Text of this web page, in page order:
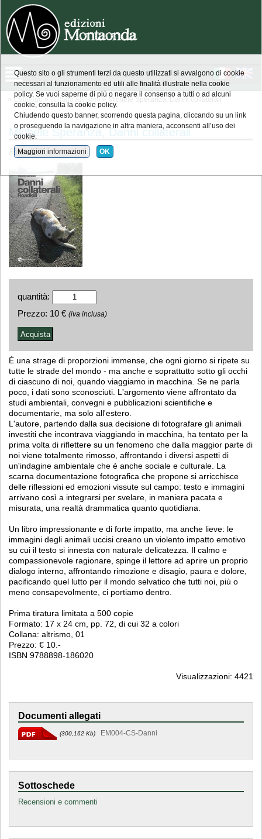
» Catalogo » collana Altrismo » Michele Speranza, Danni collaterali
Michele Speranza, Danni collaterali
Roadkill
quantità:
Prezzo: 10 € (iva inclusa)
È una strage di proporzioni immense, che ogni giorno si ripete su
tutte le strade del mondo - ma anche e soprattutto sotto gli occhi
di ciascuno di noi, quando viaggiamo in macchina. Se ne parla
poco, i dati sono sconosciuti. L'argomento viene affrontato da
studi ambientali, convegni e pubblicazioni scientifiche e
documentarie, ma solo all'estero.
L'autore, partendo dalla sua decisione di fotografare gli animali
investiti che incontrava viaggiando in macchina, ha tentato per la
prima volta di riflettere su un fenomeno che dalla maggior parte di
noi viene totalmente rimosso, affrontando i diversi aspetti di
un'indagine ambientale che è anche sociale e culturale. La
scarna documentazione fotografica che propone si arricchisce
delle riflessioni ed emozioni vissute sul campo: testo e immagini
arrivano così a integrarsi per svelare, in maniera pacata e
misurata, una realtà drammatica quanto quotidiana.
Un libro impressionante e di forte impatto, ma anche lieve: le
immagini degli animali uccisi creano un violento impatto emotivo
su cui il testo si innesta con naturale delicatezza. Il calmo e
compassionevole ragionare, spinge il lettore ad aprire un proprio
dialogo interno, affrontando rimozione e disagio, paura e dolore,
pacificando quel lutto per il mondo selvatico che tutti noi, più o
meno consapevolmente, ci portiamo dentro.
Prima tiratura limitata a 500 copie
Formato: 17 x 24 cm, pp. 72, di cui 32 a colori
Collana: altrismo, 01
Prezzo: € 10.-
ISBN 9788898-186020
Visualizzazioni: 4421
Documenti allegati
(300,162 Kb) EM004-CS-Danni
Sottoschede
Recensioni e commenti
Questo sito o gli strumenti terzi da questo utilizzati si avvalgono di cookie
necessari al funzionamento ed utili alle finalità illustrate nella cookie
policy. Se vuoi saperne di più o negare il consenso a tutti o ad alcuni
cookie, consulta la cookie policy.
Chiudendo questo banner, scorrendo questa pagina, cliccando su un link
o proseguendo la navigazione in altra maniera, acconsenti all’uso dei
cookie.
Maggiori informazioni OK